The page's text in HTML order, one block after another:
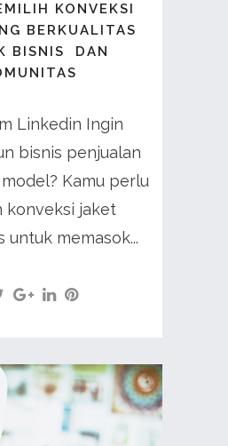
KONVEKSI
BERKUALITAS
BISNIS DAN
Linkedin Ingin
bisnis penjualan
Kamu perlu
konveksi jaket
untuk memasok...